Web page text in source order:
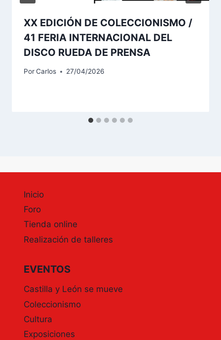
XX EDICIÓN DE COLECCIONISMO /
41 FERIA INTERNACIONAL DEL
DISCO RUEDA DE PRENSA
PorCarlos 27/04/2026
Inicio
Foro
Tienda online
Realización de talleres
EVENTOS
Castilla y León se mueve
Coleccionismo
Cultura
Exposiciones